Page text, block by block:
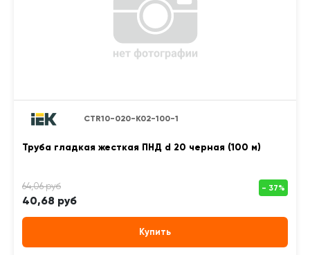
CTR10-020-K02-100-1
Труба гладкая жесткая ПНД d 20 черная (100 м)
40,68 руб
Купить